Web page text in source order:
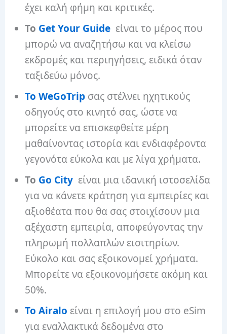
έχει καλή φήμη και κριτικές.
Το Get Your Guide είναι το μέρος που
μπορώ να αναζητήσω και να κλείσω
εκδρομές και περιηγήσεις, ειδικά όταν
ταξιδεύω μόνος.
Το WeGoTrip σας στέλνει ηχητικούς
οδηγούς στο κινητό σας, ώστε να
μπορείτε να επισκεφθείτε μέρη
μαθαίνοντας ιστορία και ενδιαφέροντα
γεγονότα εύκολα και με λίγα χρήματα.
Το Go City είναι μια ιδανική ιστοσελίδα
για να κάνετε κράτηση για εμπειρίες και
αξιοθέατα που θα σας στοιχίσουν μια
αξέχαστη εμπειρία, αποφεύγοντας την
πληρωμή πολλαπλών εισιτηρίων.
Εύκολο και σας εξοικονομεί χρήματα.
Μπορείτε να εξοικονομήσετε ακόμη και
50%.
Το Airalo είναι η επιλογή μου στο eSim
για εναλλακτικά δεδομένα στο